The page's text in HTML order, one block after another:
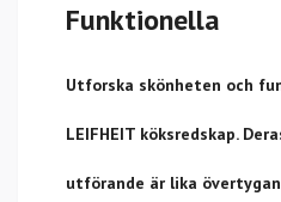
Funktionella
Utforska skönheten och
LEIFHEIT köksredskap.
utförande är lika